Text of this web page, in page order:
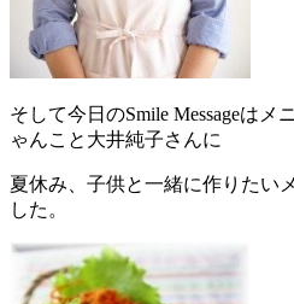
そして今日のSmile Messageは
ゃんこと大井純子さんに
夏休み、子供と一緒に作りたい
した。